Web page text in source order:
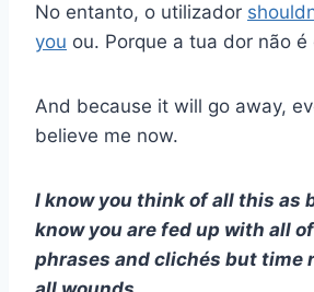
No entanto, o utilizador
you ou. Porque a tua dor não é
And because it will go away,
believe me now.
I know you think of all this as
know you are fed up with all
phrases and clichés but time